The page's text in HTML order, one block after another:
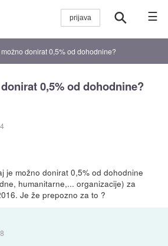
☰
donirat 0,5% od dohodnine?
0,5% od dohodnine?
je možno donirat 0,5% od dohodnine
humanitarne,... organizacije) za
Je že prepozno za to ?